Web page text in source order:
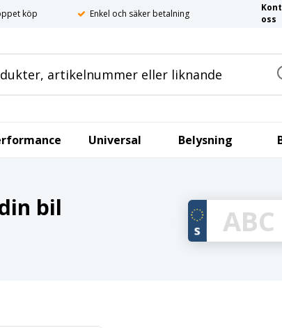
köp Enkel och säker betalning
oss
Universal Belysning
bil